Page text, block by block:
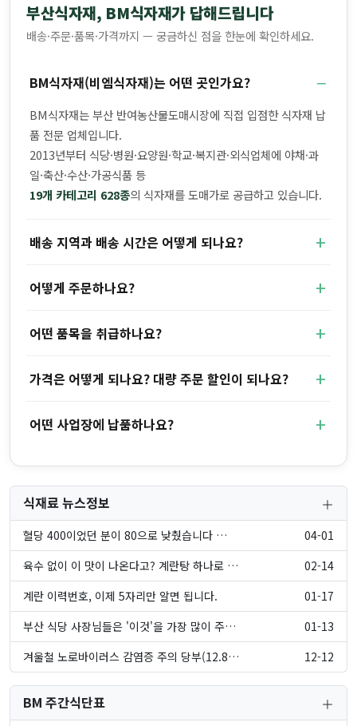
부산식자재, BM식자재가 답해드립니다
배송·주문·품목·가격까지 — 궁금하신 점을 한눈에 확인하세요.
BM식자재(비엠식자재)는 어떤 곳인가요?
BM식자재는 부산 반여농산물도매시장에 직접 입점한 식자재 납
품 전문 업체입니다.
2013년부터 식당·병원·요양원·학교·복지관·외식업체에 야채·과
일·축산·수산·가공식품 등
19개 카테고리 628종의 식자재를 도매가로 공급하고 있습니다.
배송 지역과 배송 시간은 어떻게 되나요?
어떻게 주문하나요?
어떤 품목을 취급하나요?
가격은 어떻게 되나요? 대량 주문 할인이 되나요?
어떤 사업장에 납품하나요?
식재료 뉴스정보
혈당 400이었던 분이 80으로 낮췄습니다 …
04-01
육수 없이 이 맛이 나온다고? 계란탕 하나로 …
02-14
계란 이력번호, 이제 5자리만 알면 됩니다.
01-17
부산 식당 사장님들은 '이것'을 가장 많이 주…
01-13
겨울철 노로바이러스 감염증 주의 당부(12.8…
12-12
BM 주간식단표